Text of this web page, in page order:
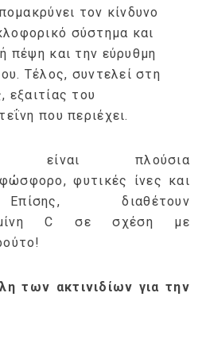
τον κίνδυνο
σύστημα και
πέψη και την εύρυθμη
Τέλος, συντελεί στη
εξαιτίας του
που περιέχει.
είναι πλούσια
φυτικές ίνες και
Επίσης, διαθέτουν
C σε σχέση με
των ακτινιδίων για την